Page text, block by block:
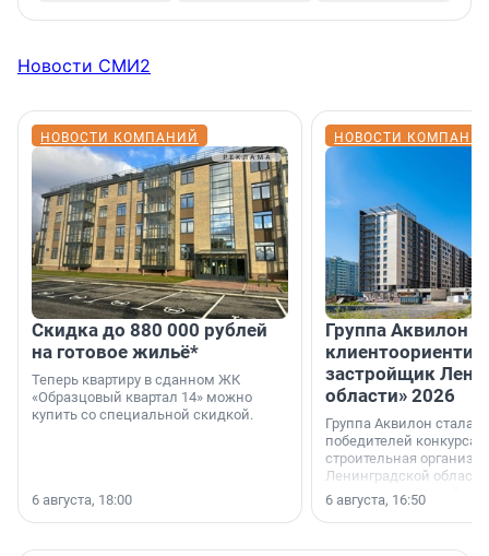
Новости СМИ2
НОВОСТИ КОМПАНИЙ
Скидка до 880 000 рублей
на готовое жильё*
Теперь квартиру в сданном ЖК
«Образцовый квартал 14» можно
купить со специальной скидкой.
6 августа, 18:00
НОВОСТИ
Группа Аквилон
застройщик
области» 2026
Группа Аквилон стала
победителей конкурса
строительная
Ленинградской области
номинации «Самый
застройщик
области».
6 августа, 16:50